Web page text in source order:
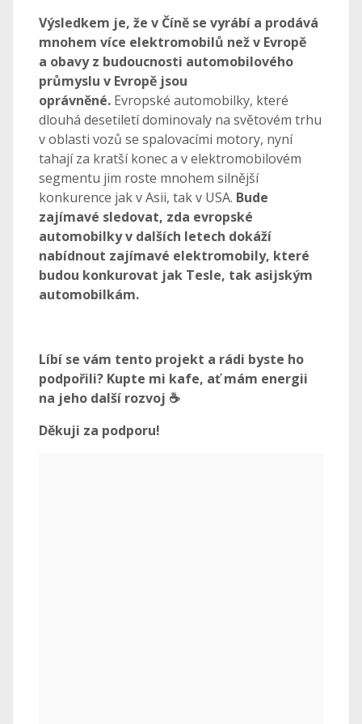
Výsledkem je, že v Číně se vyrábí a prodává
mnohem více elektromobilů než v Evropě
a obavy z budoucnosti automobilového
průmyslu v Evropě jsou
oprávněné. Evropské automobilky, které
dlouhá desetiletí dominovaly na světovém trhu
v oblasti vozů se spalovacími motory, nyní
tahají za kratší konec a v elektromobilovém
segmentu jim roste mnohem silnější
konkurence jak v Asii, tak v USA. Bude
zajímavé sledovat, zda evropské
automobilky v dalších letech dokáží
nabídnout zajímavé elektromobily, které
budou konkurovat jak Tesle, tak asijským
automobilkám.
Líbí se vám tento projekt a rádi byste ho
podpořili? Kupte mi kafe, ať mám energii
na jeho další rozvoj ☕
Děkuji za podporu!